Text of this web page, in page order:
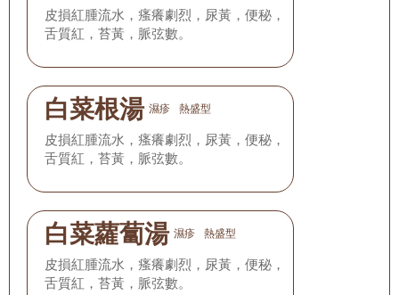
皮損紅腫流水，瘙癢劇烈，尿黃，便秘，
舌質紅，苔黃，脈弦數。
白菜根湯 濕疹 熱盛型
皮損紅腫流水，瘙癢劇烈，尿黃，便秘，
舌質紅，苔黃，脈弦數。
白菜蘿蔔湯 濕疹 熱盛型
皮損紅腫流水，瘙癢劇烈，尿黃，便秘，
舌質紅，苔黃，脈弦數。